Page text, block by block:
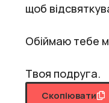
щоб
Обіймаю тебе
Твоя подруга.
Скопіювати